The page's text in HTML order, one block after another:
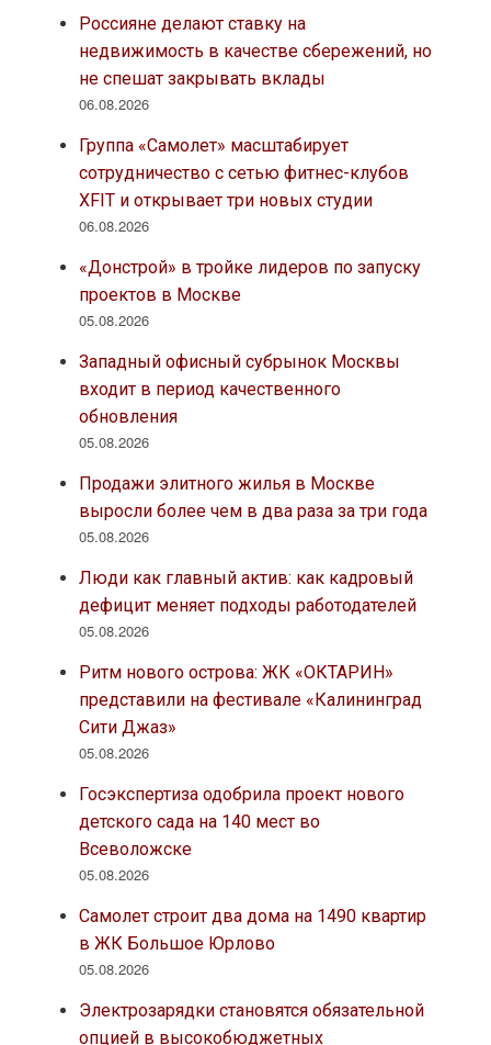
Россияне делают ставку на
недвижимость в качестве сбережений, но
не спешат закрывать вклады
06.08.2026
Группа «Самолет» масштабирует
сотрудничество с сетью фитнес-клубов
XFIT и открывает три новых студии
06.08.2026
«Донстрой» в тройке лидеров по запуску
проектов в Москве
05.08.2026
Западный офисный субрынок Москвы
входит в период качественного
обновления
05.08.2026
Продажи элитного жилья в Москве
выросли более чем в два раза за три года
05.08.2026
Люди как главный актив: как кадровый
дефицит меняет подходы работодателей
05.08.2026
Ритм нового острова: ЖК «ОКТАРИН»
представили на фестивале «Калининград
Сити Джаз»
05.08.2026
Госэкспертиза одобрила проект нового
детского сада на 140 мест во
Всеволожске
05.08.2026
Самолет строит два дома на 1490 квартир
в ЖК Большое Юрлово
05.08.2026
Электрозарядки становятся обязательной
опцией в высокобюджетных